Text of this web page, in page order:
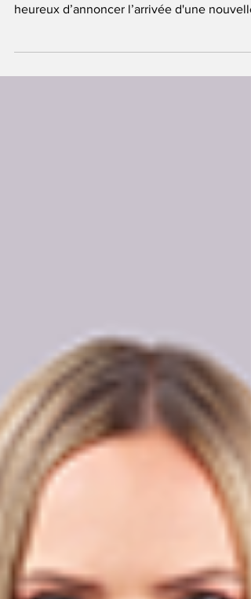
Me Gabrielle Bergeron - Crédit photo Miller
heureux d’annoncer l’arrivée d'une nouvelle
avocate,...